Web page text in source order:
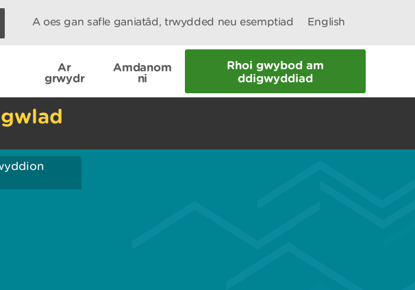
A oes gan safle ganiatâd, trwydded neu esemptiad English
Ar
grwydr
Amdanom
ni
Rhoi gwybod am
ddigwyddiad